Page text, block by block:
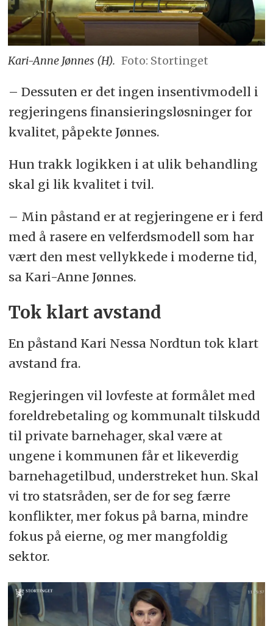
Kari-Anne Jønnes (H). Foto: Stortinget
– Dessuten er det ingen insentivmodell i
regjeringens finansieringsløsninger for
kvalitet, påpekte Jønnes.
Hun trakk logikken i at ulik behandling
skal gi lik kvalitet i tvil.
– Min påstand er at regjeringene er i ferd
med å rasere en velferdsmodell som har
vært den mest vellykkede i moderne tid,
sa Kari-Anne Jønnes.
Tok klart avstand
En påstand Kari Nessa Nordtun tok klart
avstand fra.
Regjeringen vil lovfeste at formålet med
foreldrebetaling og kommunalt tilskudd
til private barnehager, skal være at
ungene i kommunen får et likeverdig
barnehagetilbud, understreket hun. Skal
vi tro statsråden, ser de for seg færre
konflikter, mer fokus på barna, mindre
fokus på eierne, og mer mangfoldig
sektor.